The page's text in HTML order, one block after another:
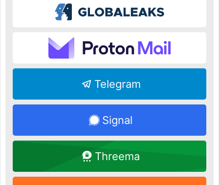
Telegram
Signal
Threema